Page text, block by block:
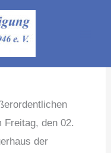
am
Freitag, den 02.
der